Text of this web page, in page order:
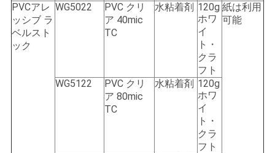
PVCアレ
ッシブ ラ
ベルスト
ック
WG5022
PVC クリ
ア 40mic
TC
水粘着剤 120g
ホワ
イ
ト・
クラ
フト
紙は利用
可能
WG5122
PVC クリ
ア 80mic
TC
水粘着剤 120g
ホワ
イ
ト・
クラ
フト